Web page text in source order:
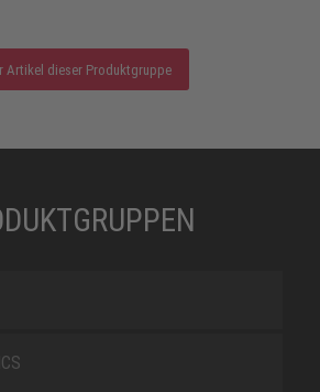
Artikel dieser Produktgruppe